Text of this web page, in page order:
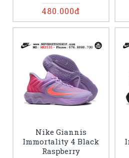
480.000đ
Nike Giannis
Immortality 4 Black
Raspberry